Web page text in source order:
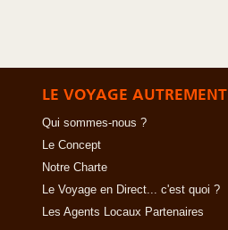
LE VOYAGE AUTREMENT
Qui sommes-nous ?
Le Concept
Notre Charte
Le Voyage en Direct... c'est quoi ?
Les Agents Locaux Partenaires